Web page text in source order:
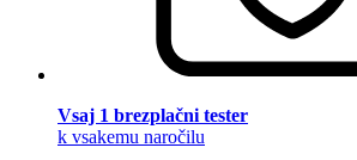
Vsaj 1 brezplačni tester
k vsakemu naročilu